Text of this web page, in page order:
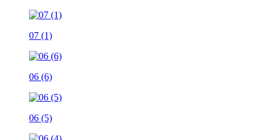
07 (1)
06 (6)
06 (5)